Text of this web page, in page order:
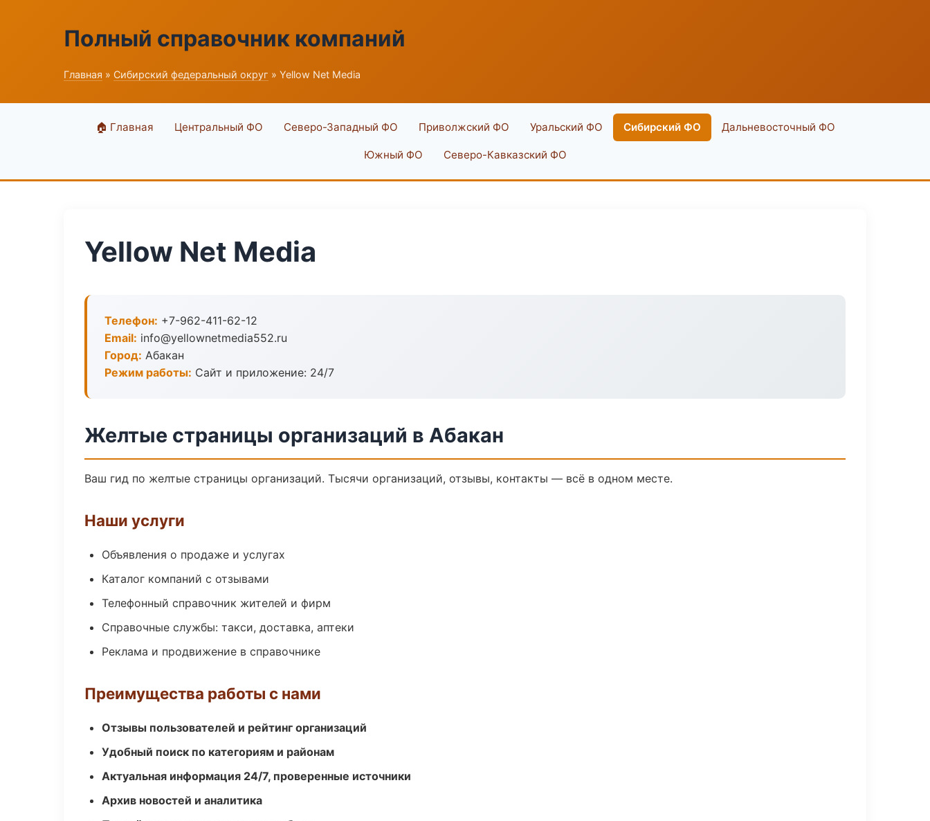
Полный справочник компаний
Главная » Сибирский федеральный округ » Yellow Net Media
🏠 Главная Центральный ФО Северо-Западный ФО Приволжский ФО Уральский ФО Сибирский ФО Дальневосточный ФО
Южный ФО Северо-Кавказский ФО
Yellow Net Media
Телефон: +7-962-411-62-12
Email: info@yellownetmedia552.ru
Город: Абакан
Режим работы: Сайт и приложение: 24/7
Желтые страницы организаций в Абакан
Ваш гид по желтые страницы организаций. Тысячи организаций, отзывы, контакты — всё в одном месте.
Наши услуги
Объявления о продаже и услугах
Каталог компаний с отзывами
Телефонный справочник жителей и фирм
Справочные службы: такси, доставка, аптеки
Реклама и продвижение в справочнике
Преимущества работы с нами
Отзывы пользователей и рейтинг организаций
Удобный поиск по категориям и районам
Актуальная информация 24/7, проверенные источники
Архив новостей и аналитика